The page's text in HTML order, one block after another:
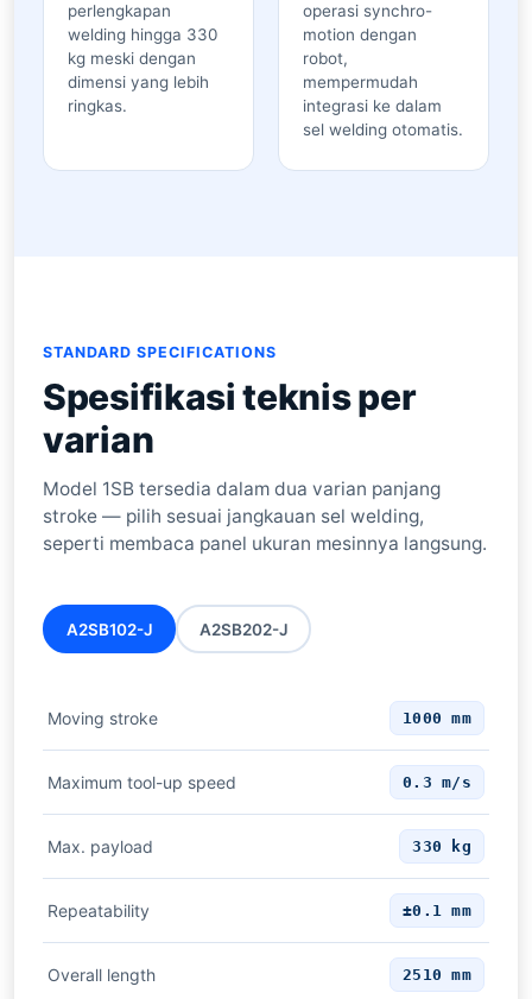
perlengkapan
welding hingga 330
kg meski dengan
dimensi yang lebih
ringkas.
operasi synchro-
motion dengan
robot,
mempermudah
integrasi ke dalam
sel welding otomatis.
STANDARD SPECIFICATIONS
Spesifikasi teknis per
varian
Model 1SB tersedia dalam dua varian panjang
stroke — pilih sesuai jangkauan sel welding,
seperti membaca panel ukuran mesinnya langsung.
A2SB102-J A2SB202-J
Moving stroke 1000 mm
Maximum tool-up speed 0.3 m/s
Max. payload 330 kg
Repeatability ±0.1 mm
Overall length 2510 mm